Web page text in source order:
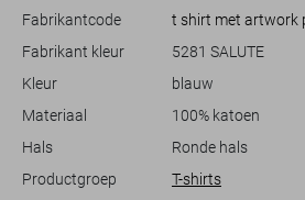
ook een stijlvolle uitstraling die je
integreren.
Fabrikantcode
t shirt met artwork
Fabrikant kleur
5281 SALUTE
Kleur
blauw
Materiaal
100% katoen
Hals
Ronde hals
Productgroep
T-shirts